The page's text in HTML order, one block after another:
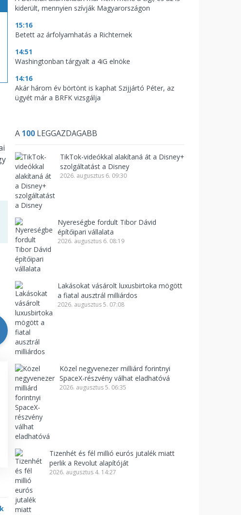
kiderült, mennyien szívják Magyarországon
15:16
Betett az árfolyamhatás a Richternek
14:51
Washingtonban tárgyalt a 4iG elnöke
14:16
Akár három év börtönt is kaphat Szijjártó Péter, az
ügyét már a BRFK vizsgálja
A 100 LEGGAZDAGABB
TikTok-videókkal alakítaná át a Disney+
szolgáltatást a Disney
2026. augusztus 6. 09:30
Nyereségbe fordult Tibor Dávid
építőipari vállalata
2026. augusztus 6. 08:19
Lakásokat vásárolt luxusbirtoka mögött
a fiatal ausztrál milliárdos
2026. augusztus 5. 07:08
Közel negyvenezer milliárd forintnyi
SpaceX-részvény válhat eladhatóvá
2026. augusztus 5. 06:35
Tizenhét és fél millió eurós jutalék miatt
perlik a Revolut alapítóját
2026. augusztus 4. 14:27